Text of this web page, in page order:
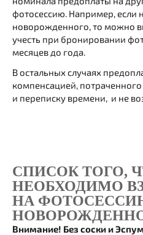
фотосессию. Например, если
новорожденного, то можно
учесть при бронировании
месяцев до года.
В остальных случаях
компенсацией,
и переписку времени, и не
СПИСОК ТОГО,
НЕОБХОДИМО
НА
Внимание! Без соски и